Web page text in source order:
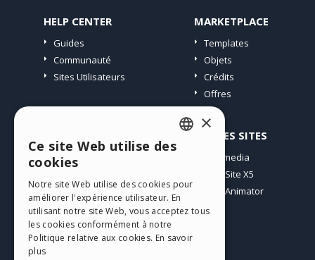
HELP CENTER
Guides
Communauté
Sites Utilisateurs
MARKETPLACE
Templates
Objets
Crédits
Offres
Mes Messages
Télécharger
Espace Web
Mes Crédits
AUTRES SITES
Incomedia
WebSite X5
WebAnimator
ENGLISH
GERMAN
SPANISH
×
Ce site Web utilise des
cookies
Notre site Web utilise des cookies pour
améliorer l'expérience utilisateur. En
utilisant notre site Web, vous acceptez tous
les cookies conformément à notre
Politique relative aux cookies. En savoir
plus